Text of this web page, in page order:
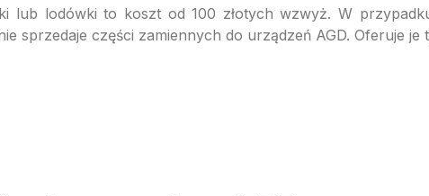
lub lodówki to koszt od 100 złotych wzwyż. W
sprzedaje części zamiennych do urządzeń AGD. Oferuje